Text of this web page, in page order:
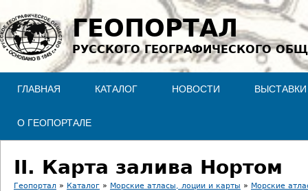
Jump to navigation
ГЕОПОРТАЛ
РУССКОГО ГЕОГРАФИЧЕСКОГО
ГЛАВНАЯ КАТАЛОГ НОВОСТИ ВЫСТАВКИ
О ГЕОПОРТАЛЕ
II. Карта залива Нортом
Геопортал » Каталог » Морские атласы, лоции и карты » Морские